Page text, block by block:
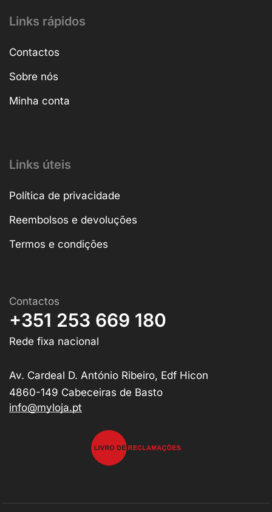
Links rápidos
Contactos
Sobre nós
Minha conta
Links úteis
Política de privacidade
Reembolsos e devoluções
Termos e condições
Contactos
+351 253 669 180
Rede fixa nacional
Av. Cardeal D. António Ribeiro, Edf Hicon
4860-149 Cabeceiras de Basto
info@myloja.pt